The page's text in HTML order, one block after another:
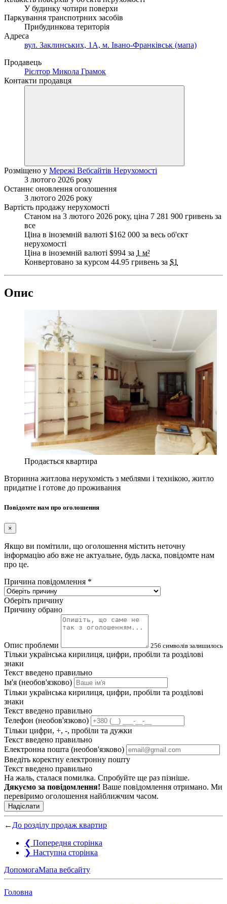
У будинку чотири поверхи
Паркування транспотрних засобів
Прибудинкова територія
Адреса
вул. Заклинських, 1А, м. Івано-Франківськ (мапа)
Продавець
Рієлтор Микола Грамок
Контакти продавця
Розміщено у Мережі Вебсайтів Нерухомості
3 лютого 2026 року
Останнє оновлення оголошення
3 лютого 2026 року
Вартість продажу нерухомості
Станом на 3 лютого 2026 року, ціна 7 281 900 гривень за
все
Ціна в іноземній валюті $162 000 за весь об'єкт
нерухомості
Ціна в іноземній валюті $994 за 1 м²
Конвертовано за курсом 44.95 гривень за $1
Опис
Продається квартира
Вторинна житлова нерухомість з меблями і технікою, житло
придатне і готове до проживання
Повідомте нам про оголошення
×
Якщо ви помітили, що оголошення містить неточну
інформацію або вже не актуальне, будь ласка, повідомте нам
про це.
Причина повідомлення *
Оберіть причину
Причину обрано
Опис проблеми 256 символів залишилось
Тільки українська кирилиця, цифри, пробіли та розділові
знаки
Текст введено правильно
Ім'я (необов'язково)
Тільки українська кирилиця, цифри, пробіли та розділові
знаки
Текст введено правильно
Телефон (необов'язково)
Тільки цифри, +, -, пробіли та дужки
Текст введено правильно
Електронна пошта (необов'язково)
Введіть коректну електронну пошту
Текст введено правильно
На жаль, сталася помилка. Спробуйте ще раз пізніше.
Дякуємо за повідомлення! Ваше повідомлення отримано. Ми
перевіримо оголошення найближчим часом.
Надіслати
← До розділу продаж квартир
❮ Попередня сторінка
❯ Наступна сторінка
ДопомогаМапа вебсайту
Головна